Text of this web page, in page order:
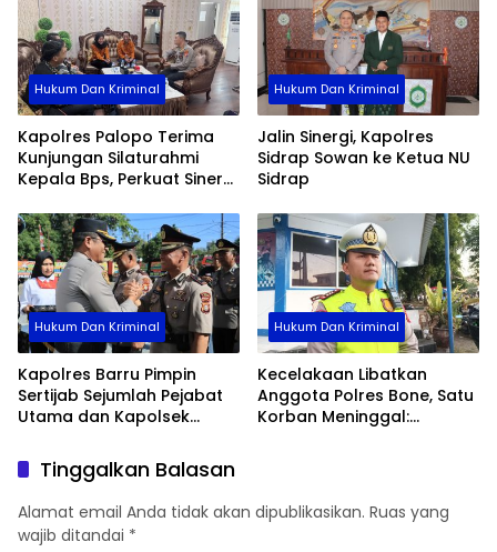
Hukum Dan Kriminal
Kapolres Palopo Terima
Kunjungan Silaturahmi
Kepala Bps, Perkuat Sinergi
Hukum Dan Kriminal
Jalin Sinergi, Kapolres
Sidrap Sowan ke Ketua NU
Sidrap
Hukum Dan Kriminal
Kapolres Barru Pimpin
Sertijab Sejumlah Pejabat
Utama dan Kapolsek
Organisasi
Hukum Dan Kriminal
Kecelakaan Libatkan
Anggota Polres Bone, Satu
Korban Meninggal:
Tinggalkan Balasan
Alamat email Anda tidak akan dipublikasikan. Ruas yang
wajib ditandai *